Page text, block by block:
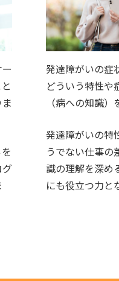
発達障がいの症
どういう特性や
（病への知識）
発達障がいの特
うでない仕事の
識の理解を深め
にも役立つ力と